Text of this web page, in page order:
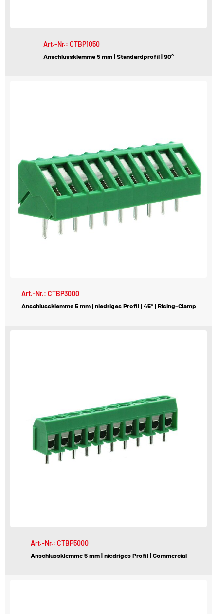
Art.-Nr.: CTBP1050
Anschlussklemme 5 mm | Standardprofil | 90°
Art.-Nr.: CTBP3000
Anschlussklemme 5 mm | niedriges Profil | 45° | Rising-Clamp
Art.-Nr.: CTBP5000
Anschlussklemme 5 mm | niedriges Profil | Commercial